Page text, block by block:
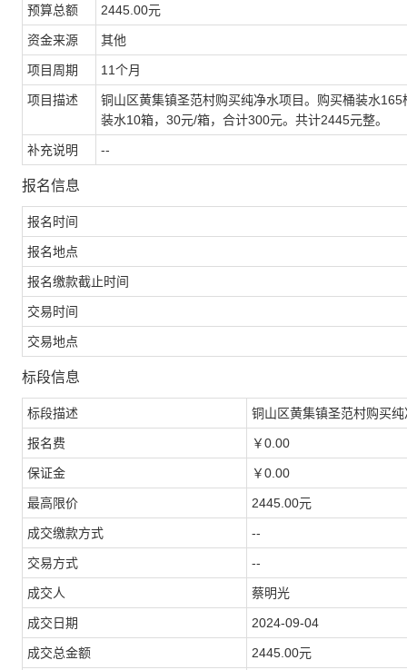
预算总额 2445.00元
资金来源 其他
项目周期 11个月
项目描述
铜山区黄集镇圣范村购买纯净水项目。购买桶装水
装水10箱，30元/箱，合计300元。共计2445元整。
补充说明 --
报名信息
报名时间
报名地点
报名缴款截止时间
交易时间
交易地点
标段信息
标段描述 铜山区黄集镇圣范村购买
报名费 ￥0.00
保证金 ￥0.00
最高限价 2445.00元
成交缴款方式 --
交易方式 --
成交人 蔡明光
成交日期 2024-09-04
成交总金额 2445.00元